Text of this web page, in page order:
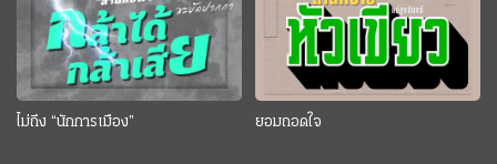
ไม่ถึง “นักการเมือง” ยอมถอดใจ